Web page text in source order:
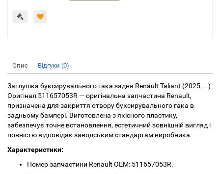
Опис Відгуки (0)
Заглушка буксирувального гака задня Renault Taliant (2025-...)
Оригінал 511657053R — оригінальна запчастина Renault,
призначена для закриття отвору буксирувального гака в
задньому бампері. Виготовлена з якісного пластику,
забезпечує точне встановлення, естетичний зовнішній вигляд і
повністю відповідає заводським стандартам виробника.
Характеристики:
Номер запчастини Renault OEM: 511657053R.